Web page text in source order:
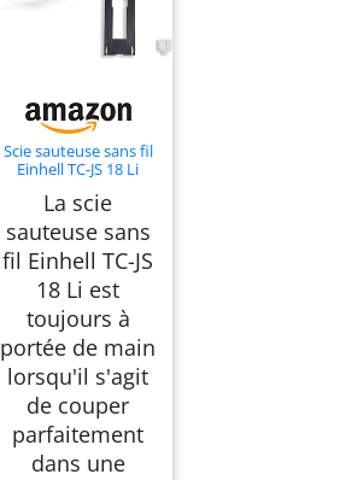
Scie sauteuse sans fil
Einhell TC-JS 18 Li
La scie
sauteuse sans
fil Einhell TC-JS
18 Li est
toujours à
portée de main
lorsqu'il s'agit
de couper
parfaitement
dans une